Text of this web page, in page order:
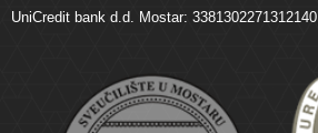
UniCredit bank d.d. Mostar: 3381302271312140